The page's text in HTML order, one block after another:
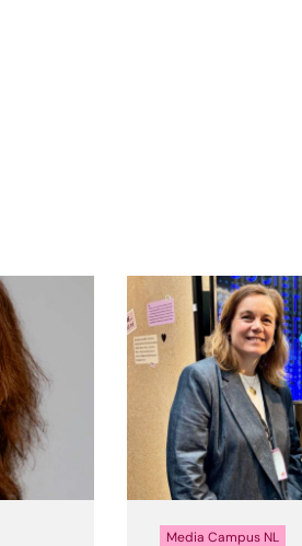
Media Campus NL